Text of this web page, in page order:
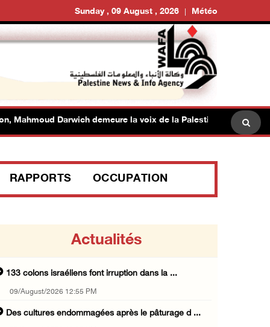
Sunday , 09 August , 2026 Météo
Darwich demeure la voix de la Palestine
RAPPORTS OCCUPATION
Actualités
133 colons israéliens font irruption dans la ...
09/August/2026 12:55 PM
Des cultures endommagées après le pâturage d ...